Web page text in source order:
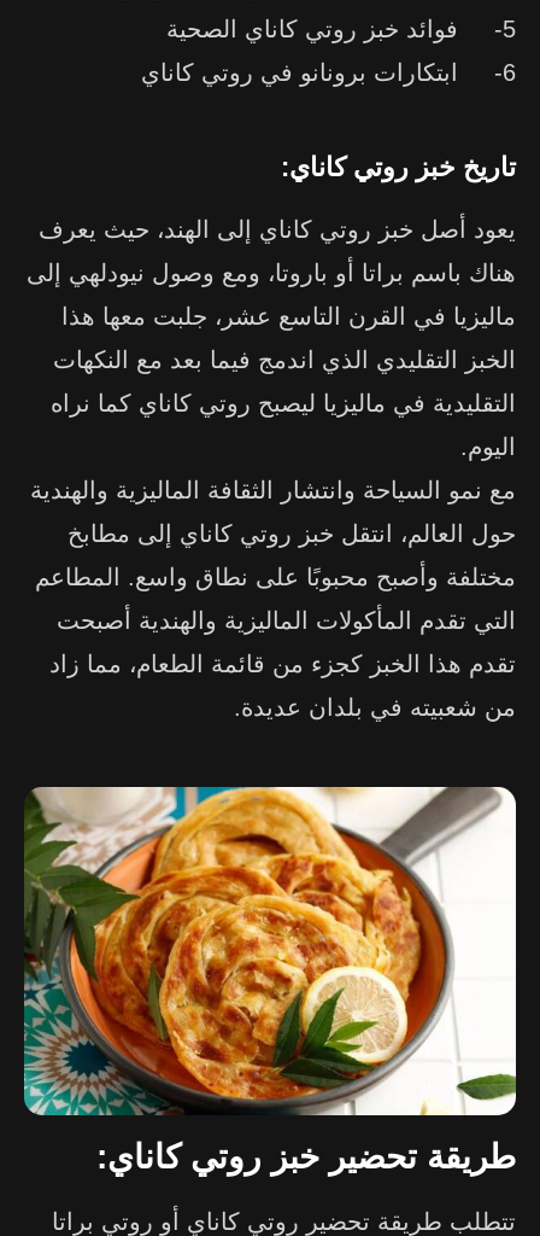
5- فوائد خبز روتي كاناي الصحية
6- ابتكارات برونانو في روتي كاناي
تاريخ خبز روتي كاناي:
يعود أصل خبز روتي كاناي إلى الهند، حيث يعرف
هناك باسم براتا أو باروتا، ومع وصول نيودلهي إلى
ماليزيا في القرن التاسع عشر، جلبت معها هذا
الخبز التقليدي الذي اندمج فيما بعد مع النكهات
التقليدية في ماليزيا ليصبح روتي كاناي كما نراه
اليوم.
مع نمو السياحة وانتشار الثقافة الماليزية والهندية
حول العالم، انتقل خبز روتي كاناي إلى مطابخ
مختلفة وأصبح محبوبًا على نطاق واسع. المطاعم
التي تقدم المأكولات الماليزية والهندية أصبحت
تقدم هذا الخبز كجزء من قائمة الطعام، مما زاد
من شعبيته في بلدان عديدة.
طريقة تحضير خبز روتي كاناي:
تتطلب طريقة تحضير روتي كاناي أو روتي براتا